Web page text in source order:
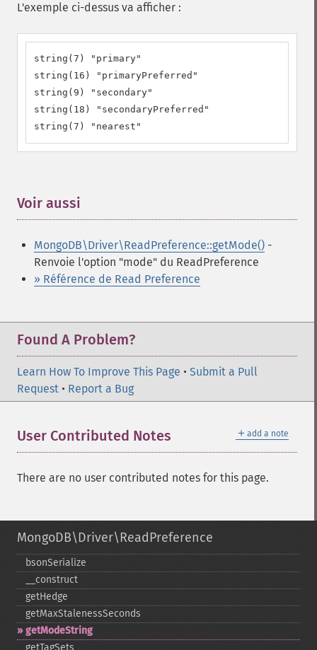
L'exemple ci-dessus va afficher :
string(7) "primary"
string(16) "primaryPreferred"
string(9) "secondary"
string(18) "secondaryPreferred"
string(7) "nearest"
Voir aussi
MongoDB\Driver\ReadPreference::getMode() -
Renvoie l'option "mode" du ReadPreference
» Référence de Read Preference
Found A Problem?
Learn How To Improve This Page • Submit a Pull
Request • Report a Bug
＋ add a note
User Contributed Notes
There are no user contributed notes for this page.
MongoDB\Driver\ReadPreference
bsonSerialize
_​_​construct
getHedge
getMaxStalenessSeconds
getModeString
getTagSets